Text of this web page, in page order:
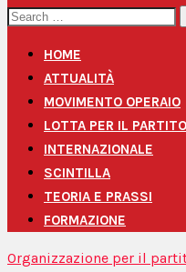
Search
HOME
ATTUALITÀ
MOVIMENTO OPERAIO
LOTTA PER IL PARTITO
INTERNAZIONALE
SCINTILLA
TEORIA E PRASSI
FORMAZIONE
Organizzazione per il